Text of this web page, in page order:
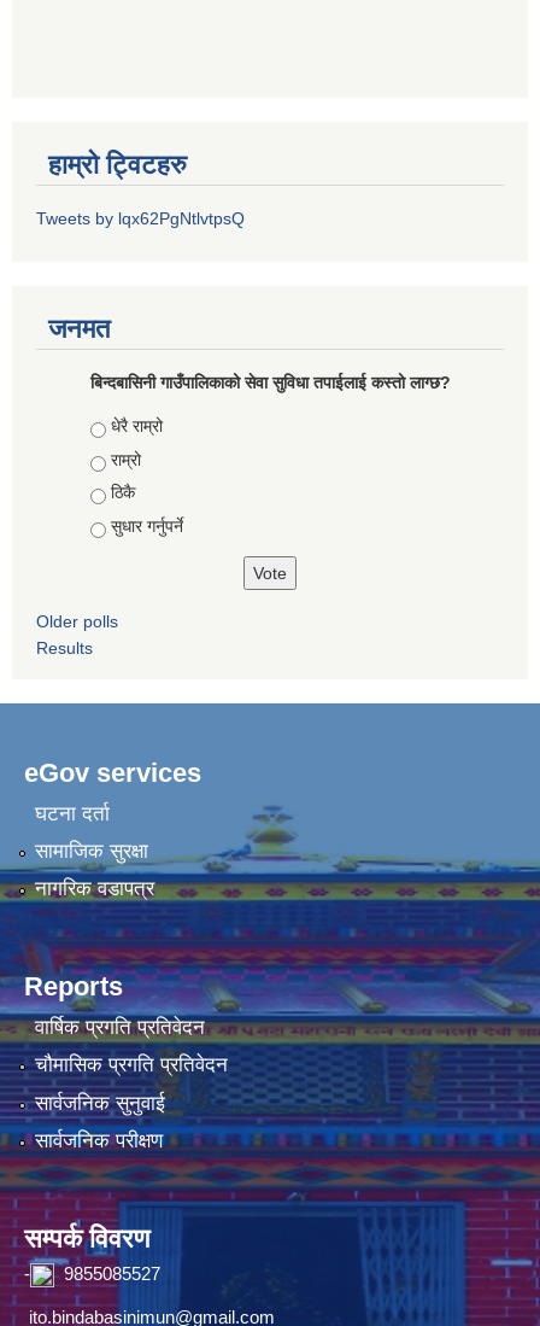
हाम्रो ट्विटहरु
Tweets by lqx62PgNtlvtpsQ
जनमत
बिन्दबासिनी गाउँपालिकाको सेवा सुविधा तपाईलाई कस्तो लाग्छ?
Choices
धेरै राम्रो
राम्रो
ठिकै
सुधार गर्नुपर्ने
Older polls
Results
eGov services
घटना दर्ता
सामाजिक सुरक्षा
नागरिक वडापत्र
Reports
वार्षिक प्रगति प्रतिवेदन
चौमासिक प्रगति प्रतिवेदन
सार्वजनिक सुनुवाई
सार्वजनिक परीक्षण
सम्पर्क विवरण
- 9855085527
ito.bindabasinimun@gmail.com